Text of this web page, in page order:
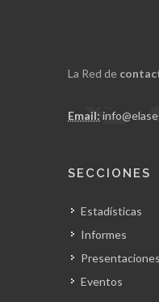
La Red de
Email:
SECCIONES
Estadísticas
Informes
Presentaciones
Eventos